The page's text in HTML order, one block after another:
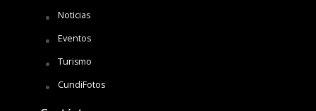
Noticias
Eventos
Turismo
CundiFotos